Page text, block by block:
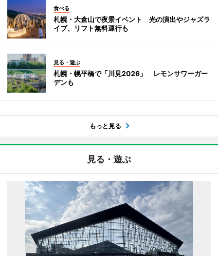
食べる
札幌・大倉山で夜景イベント 光の演出やジャズラ
イブ、リフト無料運行も
見る・遊ぶ
札幌・幌平橋で「川見2026」 レモンサワーガー
デンも
もっと見る
見る・遊ぶ